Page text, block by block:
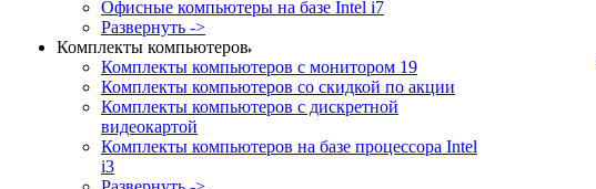
Офисные компьютеры на базе Intel i7
Развернуть ->
Комплекты компьютеров
Комплекты компьютеров с монитором 19
Комплекты компьютеров со скидкой по акции
Комплекты компьютеров с дискретной
видеокартой
Комплекты компьютеров на базе процессора Intel
i3